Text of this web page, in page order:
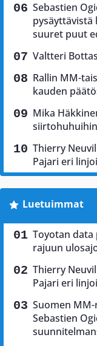
Sebastien
pysäyttävistä
suuret puut
Valtteri
Rallin MM-
kauden
Mika
siirtohuhuihin
Thierry
Pajari eri
Luetuimmat
Toyotan data
rajuun
Thierry
Pajari eri
Suomen
Sebastien